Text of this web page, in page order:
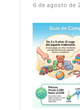
6 de agosto de